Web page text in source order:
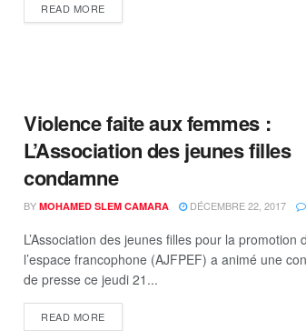
READ MORE
Violence faite aux femmes :
L’Association des jeunes filles
condamne
BY MOHAMED SLEM CAMARA DÉCEMBRE 22, 2017
L’Association des jeunes filles pour la promotion
l’espace francophone (AJFPEF) a animé une
de presse ce jeudi 21...
READ MORE